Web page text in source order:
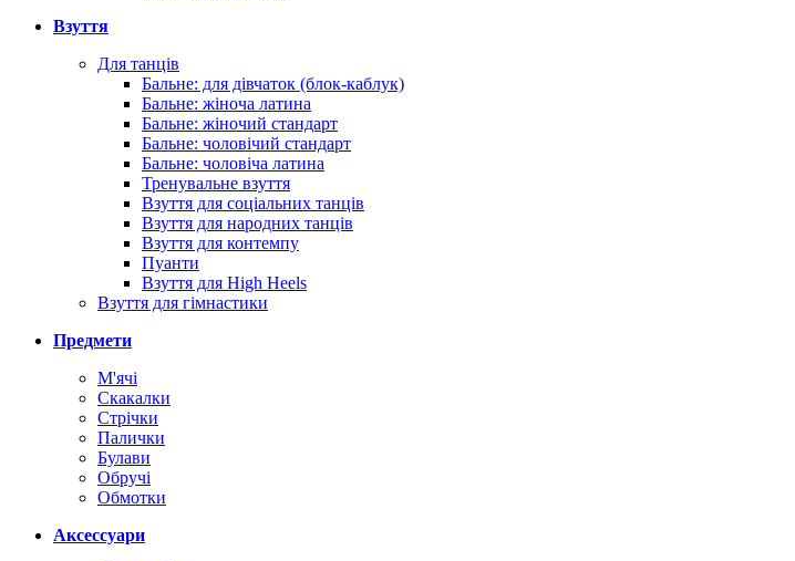
Взуття
Для танців
Бальне: для дівчаток (блок-каблук)
Бальне: жіноча латина
Бальне: жіночий стандарт
Бальне: чоловічий стандарт
Бальне: чоловіча латина
Тренувальне взуття
Взуття для соціальних танців
Взуття для народних танців
Взуття для контемпу
Пуанти
Взуття для High Heels
Взуття для гімнастики
Предмети
М'ячі
Скакалки
Стрічки
Палички
Булави
Обручі
Обмотки
Аксессуари